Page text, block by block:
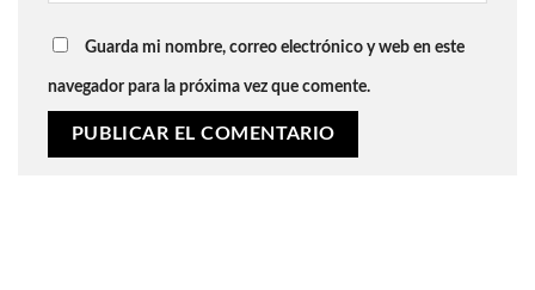
Guarda mi nombre, correo electrónico y web en este
navegador para la próxima vez que comente.